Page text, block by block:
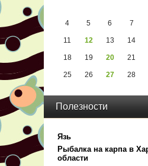
4 5 6 7
11 12 13 14
18 19 20 21
25 26 27 28
Полезности
Язь
Рыбалка на карпа в
области